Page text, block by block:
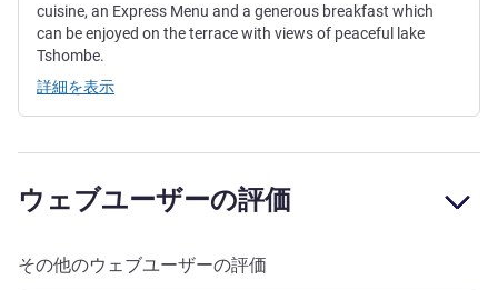
cuisine, an Express Menu and a generous breakfast which
can be enjoyed on the terrace with views of peaceful lake
Tshombe.
詳細を表示
ウェブユーザーの評価
その他のウェブユーザーの評価